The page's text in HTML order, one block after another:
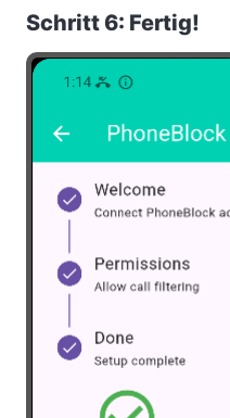
Schritt 6: Fertig!